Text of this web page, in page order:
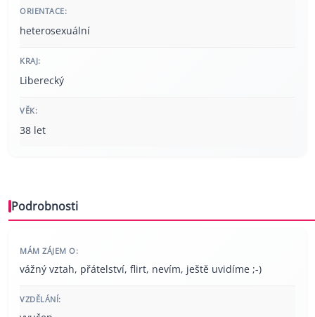
ORIENTACE:
heterosexuální
KRAJ:
Liberecký
VĚK:
38 let
Podrobnosti
MÁM ZÁJEM O:
vážný vztah, přátelství, flirt, nevím, ještě uvidíme ;-)
VZDĚLÁNÍ: